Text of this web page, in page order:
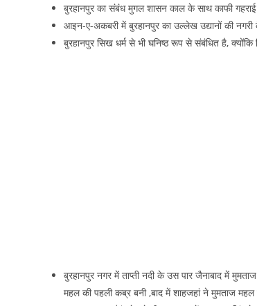
बुरहानपुर का संबंध मुगल शासन काल के साथ काफी
आइन-ए-अकबरी में बुरहानपुर का उल्‍लेख उद्यानों की
बुरहानपुर सिख धर्म से भी घनिष्ठ रूप से संबंधित है,
बुरहानपुर नगर में ताप्‍ती नदी के उस पार जैनाबाद में
महल की पहली कब्र बनी ,बाद में शाहजहां ने मुमताज महल